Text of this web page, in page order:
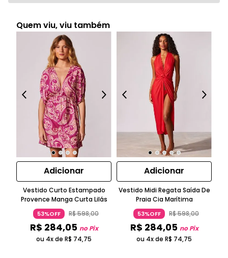
Quem viu, viu também
Adicionar
Vestido Curto Estampado
Provence Manga Curta Lilás
53%OFF R$598,00
R$ 284,05 no Pix
ou 4x de R$ 74,75
Adicionar
Vestido Midi Regata Saída De
Praia Cia Marítima
53%OFF R$598,00
R$ 284,05 no Pix
ou 4x de R$ 74,75